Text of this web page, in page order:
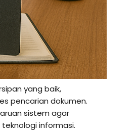
yang baik,
pencarian dokumen.
sistem agar
informasi.